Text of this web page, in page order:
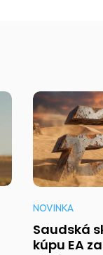
NOVINKA
Saudská
kúpu EA